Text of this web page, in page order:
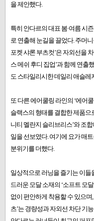
을 제안했다.
특히 안다르의 대표 봄·여름 시
로 연출해 눈길을 끌었다. 주머
포켓 샤론 부츠컷’은 자외선을
스 메쉬 후디 집업’과 함께 연출
도 스타일리시한 데일리 애슬레
또 다른 에어쿨링 라인의 ‘에어
슬랙스의 형태를 결합한 제품으
니티 멜란지 슬리브리스’와 조
일을 선보였다. 여기에 요가 매
분위기를 더했다.
일상적으로 러닝을 즐기는 이들
드러운 모달 소재의 ‘소프트 모
없이 편안하게 착용할 수 있으며
츠’는 경량성과 자외선 차단 기